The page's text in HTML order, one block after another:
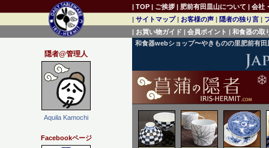
和食器webショップ〜やきものの里肥前有
隠者@管理人
Aquila Kamochi
Facebookページ
| TOP | ご挨拶 | 肥前有田皿山について | 会社
| サイトマップ| お客様の声 | 隠者の独り言 |
| お買い物ガイド | 会員ポイント | 和食器の取